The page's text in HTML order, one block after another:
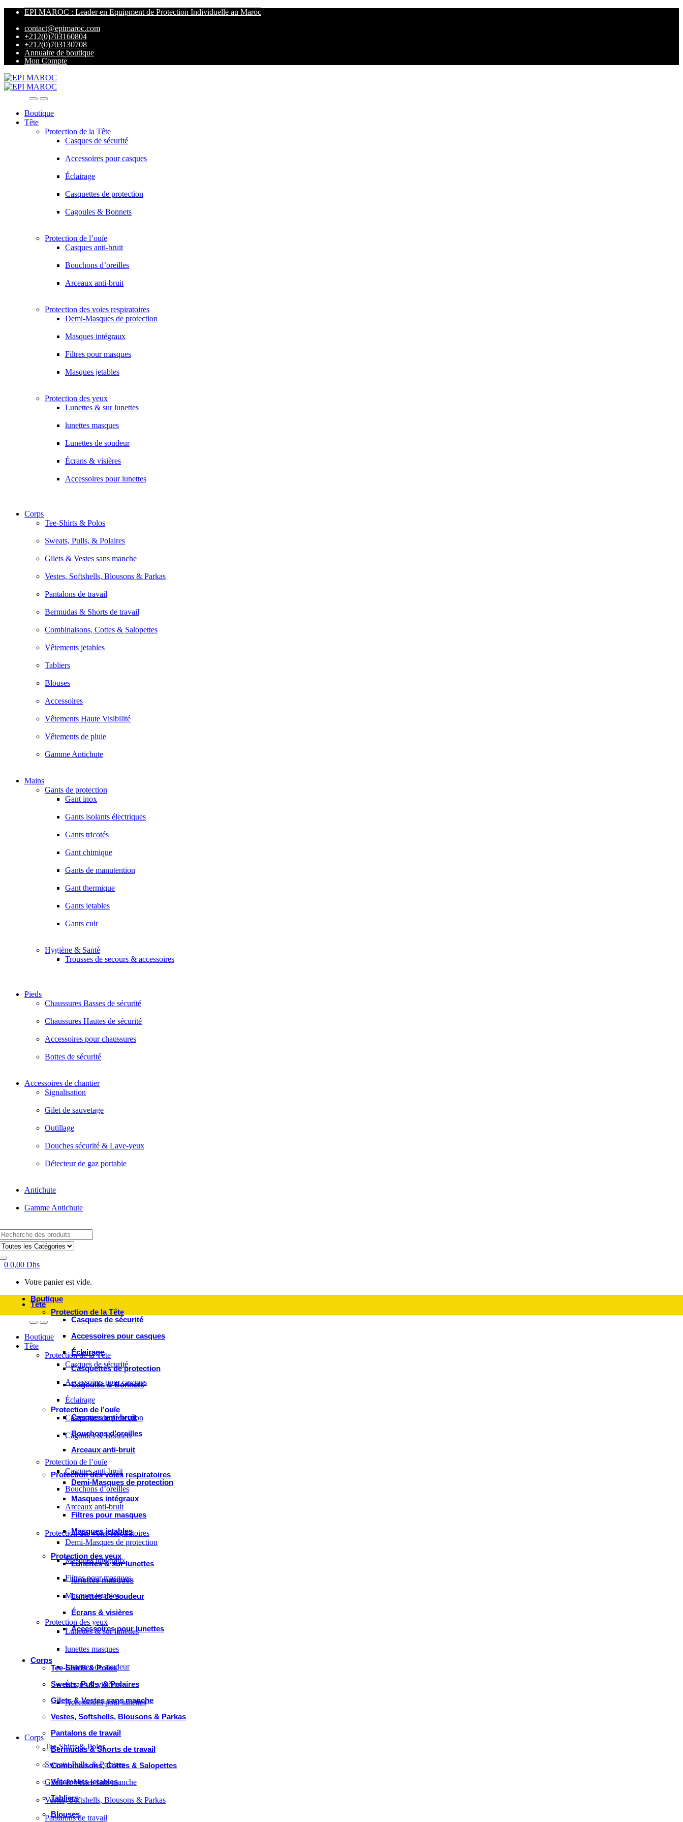
EPI MAROC : Leader en Equipment de Protection Individuelle au Maroc
contact@epimaroc.com
+212(0)703160804
+212(0)703130708
Annuaire de boutique
Mon Compte
Boutique
Tête
Protection de la Tête
Casques de sécurité
Accessoires pour casques
Éclairage
Casquettes de protection
Cagoules & Bonnets
Protection de l’ouïe
Casques anti-bruit
Bouchons d’oreilles
Arceaux anti-bruit
Protection des voies respiratoires
Demi-Masques de protection
Masques intégraux
Filtres pour masques
Masques jetables
Protection des yeux
Lunettes & sur lunettes
lunettes masques
Lunettes de soudeur
Écrans & visières
Accessoires pour lunettes
Corps
Tee-Shirts & Polos
Sweats, Pulls, & Polaires
Gilets & Vestes sans manche
Vestes, Softshells, Blousons & Parkas
Pantalons de travail
Bermudas & Shorts de travail
Combinaisons, Cottes & Salopettes
Vêtements jetables
Tabliers
Blouses
Accessoires
Vêtements Haute Visibilité
Vêtements de pluie
Gamme Antichute
Mains
Gants de protection
Gant inox
Gants isolants électriques
Gants tricotés
Gant chimique
Gants de manutention
Gant thermique
Gants jetables
Gants cuir
Hygiène & Santé
Trousses de secours & accessoires
Pieds
Chaussures Basses de sécurité
Chaussures Hautes de sécurité
Accessoires pour chaussures
Bottes de sécurité
Accessoires de chantier
Signalisation
Gilet de sauvetage
Outillage
Douches sécurité & Lave-yeux
Détecteur de gaz portable
Antichute
Gamme Antichute
Search
for:
0 0,00 Dhs
Votre panier est vide.
Boutique
Tête
Protection de la Tête
Casques de sécurité
Accessoires pour casques
Éclairage
Casquettes de protection
Cagoules & Bonnets
Protection de l’ouïe
Casques anti-bruit
Bouchons d’oreilles
Arceaux anti-bruit
Protection des voies respiratoires
Demi-Masques de protection
Masques intégraux
Filtres pour masques
Masques jetables
Protection des yeux
Lunettes & sur lunettes
lunettes masques
Lunettes de soudeur
Écrans & visières
Accessoires pour lunettes
Corps
Tee-Shirts & Polos
Sweats, Pulls, & Polaires
Gilets & Vestes sans manche
Vestes, Softshells, Blousons & Parkas
Pantalons de travail
Bermudas & Shorts de travail
Combinaisons, Cottes & Salopettes
Vêtements jetables
Tabliers
Blouses
Boutique
Tête
Protection de la Tête
Casques de sécurité
Accessoires pour casques
Éclairage
Casquettes de protection
Cagoules & Bonnets
Protection de l’ouïe
Casques anti-bruit
Bouchons d’oreilles
Arceaux anti-bruit
Protection des voies respiratoires
Demi-Masques de protection
Masques intégraux
Filtres pour masques
Masques jetables
Protection des yeux
Lunettes & sur lunettes
lunettes masques
Lunettes de soudeur
Écrans & visières
Accessoires pour lunettes
Corps
Tee-Shirts & Polos
Sweats, Pulls, & Polaires
Gilets & Vestes sans manche
Vestes, Softshells, Blousons & Parkas
Pantalons de travail